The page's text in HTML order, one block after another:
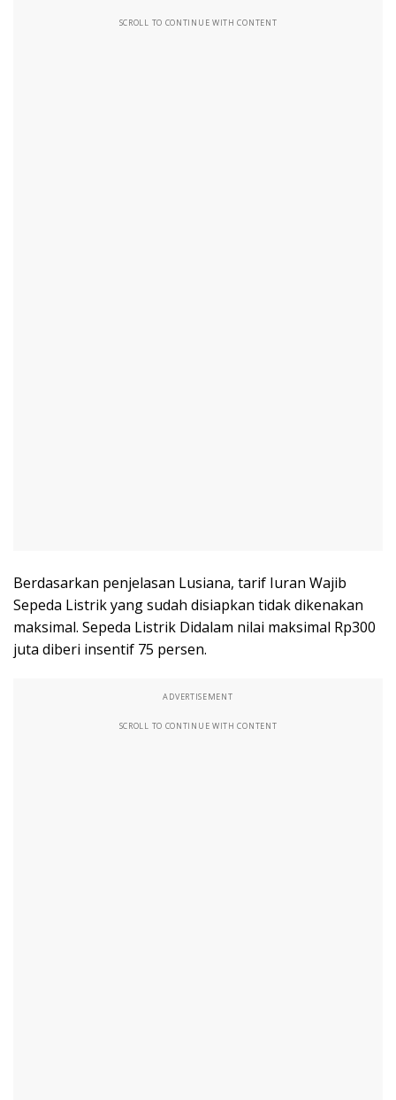
SCROLL TO CONTINUE WITH CONTENT
Berdasarkan penjelasan Lusiana, tarif Iuran Wajib
Sepeda Listrik yang sudah disiapkan tidak dikenakan
maksimal. Sepeda Listrik Didalam nilai maksimal Rp300
juta diberi insentif 75 persen.
ADVERTISEMENT
SCROLL TO CONTINUE WITH CONTENT